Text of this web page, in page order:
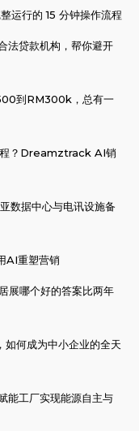
运行的 15 分钟操作流程
贷款机构，帮你避开
到RM300k，总有一
程？Dreamztrack AI销
数据中心与电讯设施备
AI重塑营销
展哪个好的答案比两年
何成为中小企业的全天
能工厂实现能源自主与